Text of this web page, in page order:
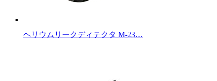
ヘリウムリークディテクタ M-23…